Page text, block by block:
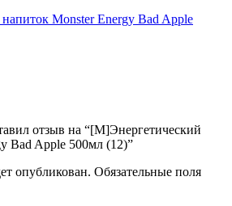
отзыв на “[M]Энергетический
Bad Apple 500мл (12)”
опубликован. Обязательные поля